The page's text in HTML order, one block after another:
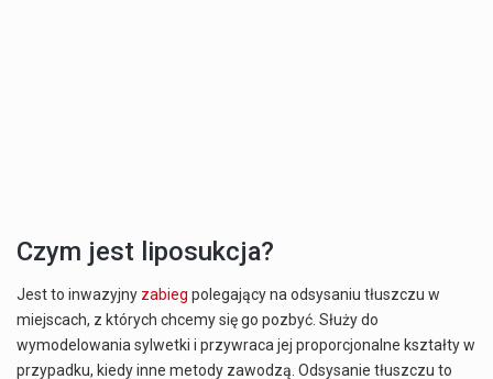
Czym jest liposukcja?
Jest to inwazyjny zabieg polegający na odsysaniu tłuszczu w
miejscach, z których chcemy się go pozbyć. Służy do
wymodelowania sylwetki i przywraca jej proporcjonalne kształty w
przypadku, kiedy inne metody zawodzą. Odsysanie tłuszczu to